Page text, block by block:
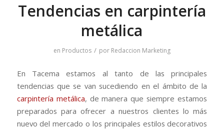
Tendencias en carpintería
metálica
en Productos / por Redaccion Marketing
En Tacema estamos al tanto de las principales
tendencias que se van sucediendo en el ámbito de la
carpintería metálica, de manera que siempre estamos
preparados para ofrecer a nuestros clientes lo más
nuevo del mercado o los principales estilos decorativos